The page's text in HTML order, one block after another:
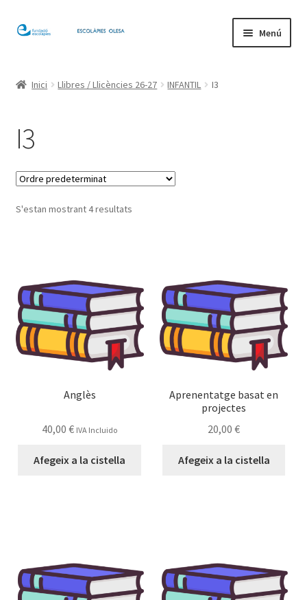
Salta
Vés
Menú
Inici Llibres / Llicències 26-27 INFANTIL I3
I3
S'estan mostrant 4 resultats
Anglès
40,00€ IVA Incluido
Afegeix a la cistella
Aprenentatge basat en
projectes
20,00€
Afegeix a la cistella